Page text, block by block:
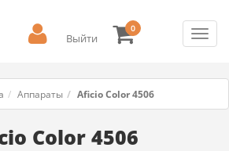
Выйти
0
Аппараты Aficio Color 4506
Color 4506